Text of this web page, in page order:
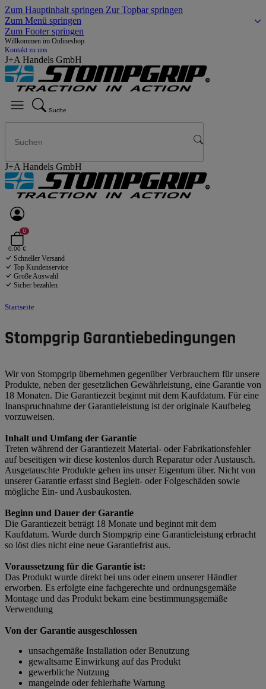
Zum Hauptinhalt springen Zur Topbar springen
Zum Menü springen
Zum Footer springen
Willkommen im Onlineshop
Kontakt zu uns
J+A Handels GmbH
Suche
J+A Handels GmbH
0
0,00 €
Schneller Versand
Top Kundenservice
Große Auswahl
Sicher bezahlen
Startseite
Stompgrip Garantiebedingungen
Wir von Stompgrip übernehmen gegenüber Verbrauchern für unsere
Produkte, neben der gesetzlichen Gewährleistung, eine Garantie von
18 Monaten. Die Garantiezeit beginnt mit dem Kaufdatum. Für eine
Inanspruchnahme der Garantieleistung ist der originale Kaufbeleg
vorzuweisen.
Inhalt und Umfang der Garantie
Treten während der Garantiezeit Material- oder Fabrikationsfehler
auf beseitigen wir diese kostenlos durch Reparatur oder Austausch.
Ausgetauschte Produkte gehen ins unser Eigentum über. Nicht von
unserer Garantie erfasst sind Begleit- oder Folgeschäden sowie
mögliche Ein- und Ausbaukosten.
Beginn und Dauer der Garantie
Die Garantiezeit beträgt 18 Monate und beginnt mit dem
Kaufdatum. Wurde durch Stompgrip eine Garantieleistung erbracht
so löst dies nicht eine neue Garantiefrist aus.
Voraussetzung für die Garantie ist:
Das Produkt wurde direkt bei uns oder einem unserer Händler
erworben. Es erfolgte eine fachgerechte und ordnungsgemäße
Montage und das Produkt bekam eine bestimmungsgemäße
Verwendung
Von der Garantie ausgeschlossen
unsachgemäße Installation oder Benutzung
gewaltsame Einwirkung auf das Produkt
gewerbliche Nutzung
mangelnde oder fehlerhafte Wartung